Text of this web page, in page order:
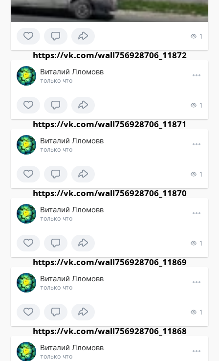
1
https://vk.com/wall756928706_11872
Виталий Лломовв
только что
1
https://vk.com/wall756928706_11871
Виталий Лломовв
только что
1
https://vk.com/wall756928706_11870
Виталий Лломовв
только что
1
https://vk.com/wall756928706_11869
Виталий Лломовв
только что
1
https://vk.com/wall756928706_11868
Виталий Лломовв
только что